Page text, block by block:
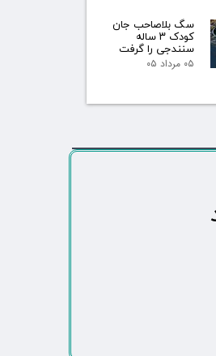
سگ بلاصاحب جان
کودک ۳ ساله
سنندجی را گرفت
۰۵ مرداد ۰۵